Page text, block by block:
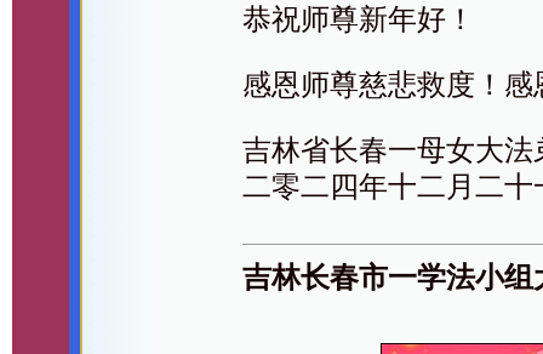
恭祝师尊新年好！
感恩师尊慈悲救度！
吉林省长春一母女大法
二零二四年十二月二十
吉林长春市一学法小